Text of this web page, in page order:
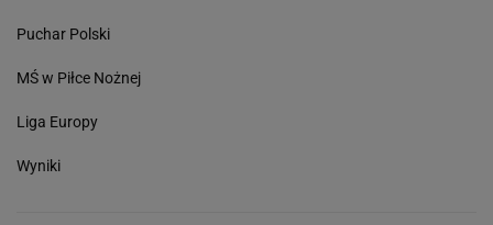
Puchar Polski
MŚ w Piłce Nożnej
Liga Europy
Wyniki